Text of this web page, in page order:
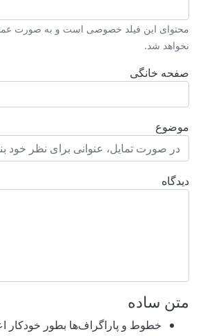
محتوای این فیلد خصوصی است و به صورت
نخواهد شد.
صفحه خانگی
موضوع
دیدگاه
متن ساده
خطوط و پاراگراف‌ها بطور خودکار